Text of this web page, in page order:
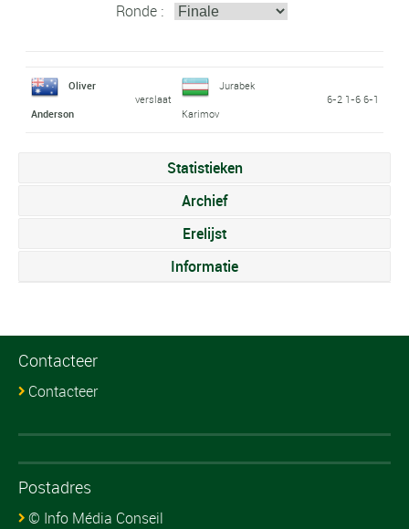
Ronde :
Oliver
Anderson
verslaat
Jurabek
Karimov
6-2 1-6 6-1
Statistieken
Archief
Erelijst
Informatie
Contacteer
Contacteer
Postadres
© Info Média Conseil